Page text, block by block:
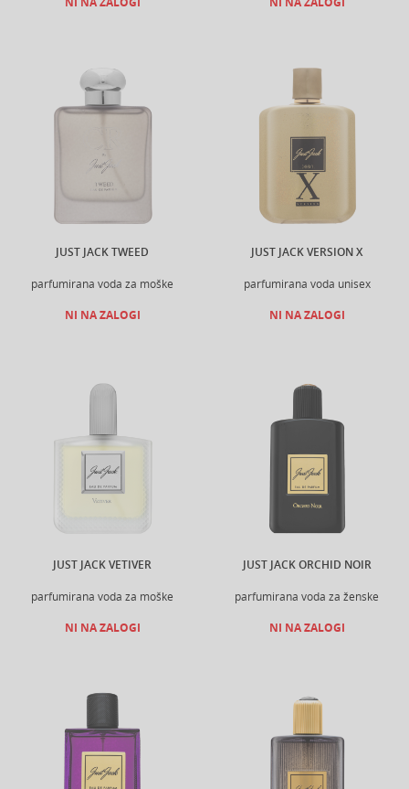
JUST JACK TWEED
parfumirana voda za moške
NI NA ZALOGI
JUST JACK VERSION X
parfumirana voda unisex
NI NA ZALOGI
JUST JACK VETIVER
parfumirana voda za moške
NI NA ZALOGI
JUST JACK ORCHID NOIR
parfumirana voda za ženske
NI NA ZALOGI